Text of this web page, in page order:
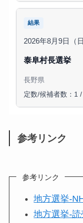
結果
2026年8月9日（日
泰阜村長選挙
長野県
定数/候補者数：1 /
参考リンク
参考リンク
地方選挙-
地方選挙-読